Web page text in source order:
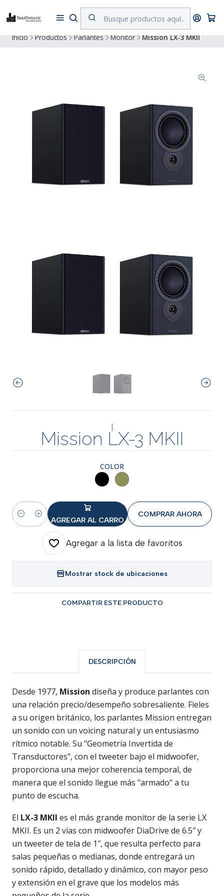
Despacho a todo Chile. Envíos gratuitos a Región Metropolitana por
compras superiores a $500.000
Inicio Productos Parlantes Monitor Mission LX-3 MKII
|
Mission LX-3 MKII
COLOR
Cantidad AGREGAR AL CARRO
COMPRAR AHORA
Agregar a la lista de favoritos
Mostrar stock de ubicaciones
COMPARTIR ESTE PRODUCTO
DESCRIPCIÓN
Desde 1977, Mission diseña y produce parlantes con
una relación precio/desempeño sobresaliente. Fieles
a su origen británico, los parlantes Mission entregan
un sonido con un voicing natural y un entusiasmo
rítmico notable. Su "Geometría Invertida de
Transductores", con el tweeter bajo el midwoofer,
proporciona una mejor coherencia temporal, de
manera que el sonido llegue más "armado" a tu
punto de escucha.
El LX-3 MKII es el más grande monitor de la serie LX
MKII. Es un 2 vías con midwoofer DiaDrive de 6.5″ y
un tweeter de tela de 1″, que resulta perfecto para
salas pequeñas o medianas, donde entregará un
sonido rápido, detallado y dinámico, con mayor peso
y extensión en el grave que los modelos más